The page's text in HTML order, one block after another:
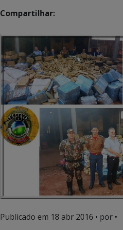
Compartilhar:
Publicado em 18 abr 2016 • por •